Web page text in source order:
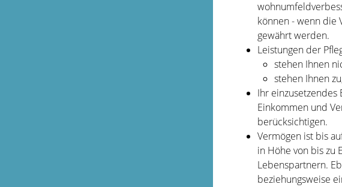
können - wenn die
gewährt werden.
Leistungen der
stehen Ihnen
stehen Ihnen
Ihr einzusetzendes
Einkommen und
berücksichtigen.
Vermögen ist bis
in Höhe von bis zu
Lebenspartnern.
beziehungsweise